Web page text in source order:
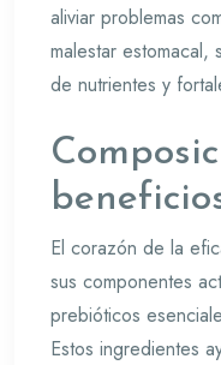
aliviar problemas
malestar estomacal,
de nutrientes y
El corazón de la
sus componentes
prebióticos
Estos ingredientes